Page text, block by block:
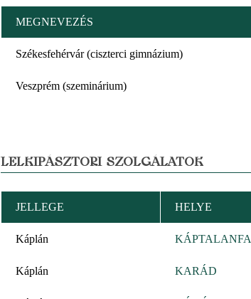
MEGNEVEZÉS
Székesfehérvár (ciszterci gimnázium)
Veszprém (szeminárium)
LELKIPÁSZTORI SZOLGÁLATOK
JELLEGE HELYE
Káplán KÁPTALANFA
Káplán KARÁD